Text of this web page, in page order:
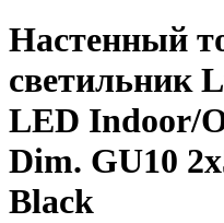
Настенный
светильник
LED Indoor/
Dim. GU10
Black